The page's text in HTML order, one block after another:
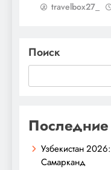
travelbox27_
Поиск
Узбекистан
Самарканд